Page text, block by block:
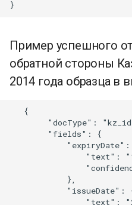
Пример успешного
обратной стороны
2014 года образца в
   {
"docType":
        "fields": {
"expiryDate":
"text":
            },
"issueDate":
"text":